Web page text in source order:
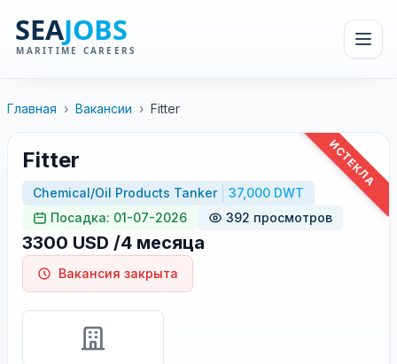
Главная › Вакансии › Fitter
ИСТЕКЛА
Fitter
Chemical/Oil Products Tanker
37,000 DWT
Посадка: 01-07-2026
392 просмотров
3300 USD /4 месяца
Вакансия закрыта